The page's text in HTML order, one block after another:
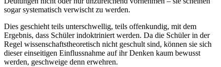
sogar systematisch verwischt zu werden.
Dies geschieht teils unterschwellig, teils offenkundig, mit dem
Ergebnis, dass Schüler indoktriniert werden. Da die Schüler in der
Regel wissenschaftstheoretisch nicht geschult sind, können sie sich
dieser einseitigen Einflussnahme auf ihr Denken kaum bewusst
werden, geschweige denn erwehren.